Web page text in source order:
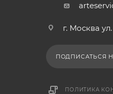
г. Москва
ПОДПИСАТЬСЯ
ПОЛИТИКА